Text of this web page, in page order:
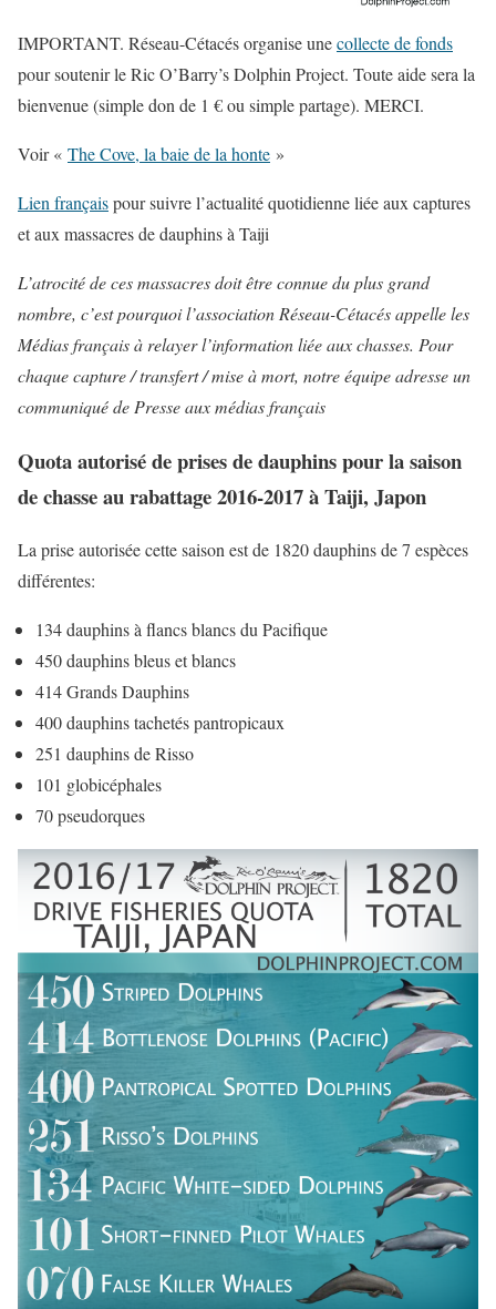
IMPORTANT. Réseau-Cétacés organise unecollecte de fonds
pour soutenir le Ric O’Barry’s Dolphin Project. Toute aide sera la
bienvenue (simple don de 1 € ou simple partage). MERCI.
Voir « The Cove, la baie de la honte »
Lien françaispour suivre l’actualité quotidienne liée aux captures
et aux massacres de dauphins à Taiji
L’atrocité de ces massacres doit être connue du plus grand
nombre, c’est pourquoi l’association Réseau-Cétacés appelle les
Médias français à relayer l’information liée aux chasses. Pour
chaque capture / transfert / mise à mort, notre équipe adresse un
communiqué de Presse aux médias français
Quotaautorisé de prises de dauphins pour la saison
de chasse au rabattage 2016-2017 à Taiji, Japon
La prise autorisée cette saison est de 1820 dauphins de 7 espèces
différentes:
134 dauphins à flancs blancs du Pacifique
450 dauphins bleus et blancs
414 Grands Dauphins
400 dauphins tachetés pantropicaux
251 dauphins de Risso
101 globicéphales
70 pseudorques